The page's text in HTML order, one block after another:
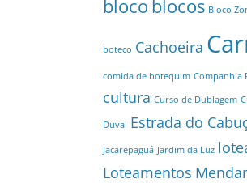
blocoblocos Bloco
boteco Cachoeira
comida de botequim Companhia
cultura Curso de Dublagem
Duval Estrada do
Jacarepaguá Jardim da Luz
Loteamentos